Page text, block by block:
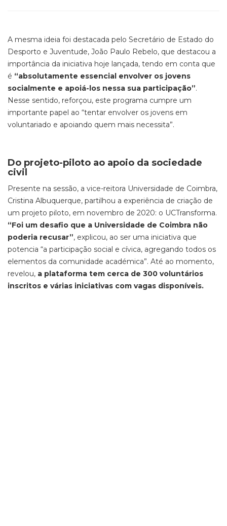
A mesma ideia foi destacada pelo Secretário de Estado do
Desporto e Juventude, João Paulo Rebelo, que destacou a
importância da iniciativa hoje lançada, tendo em conta que
é “absolutamente essencial envolver os jovens
socialmente e apoiá-los nessa sua participação”.
Nesse sentido, reforçou, este programa cumpre um
importante papel ao “tentar envolver os jovens em
voluntariado e apoiando quem mais necessita”.
Do projeto-piloto ao apoio da sociedade
civil
Presente na sessão, a vice-reitora Universidade de Coimbra,
Cristina Albuquerque, partilhou a experiência de criação de
um projeto piloto, em novembro de 2020: o UCTransforma.
“Foi um desafio que a Universidade de Coimbra não
poderia recusar”, explicou, ao ser uma iniciativa que
potencia “a participação social e cívica, agregando todos os
elementos da comunidade académica”. Até ao momento,
revelou, a plataforma tem cerca de 300 voluntários
inscritos e várias iniciativas com vagas disponíveis.